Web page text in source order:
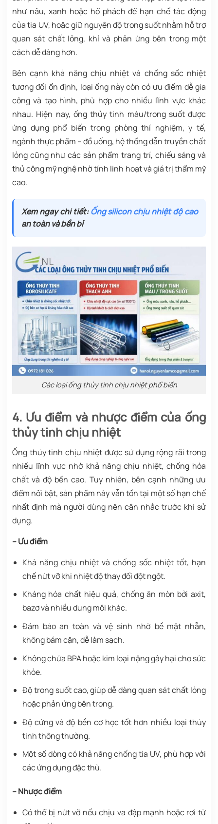
như nâu, xanh hoặc hổ phách để hạn chế tác động
của tia UV, hoặc giữ nguyên độ trong suốt nhằm hỗ trợ
quan sát chất lỏng, khí và phản ứng bên trong một
cách dễ dàng hơn.
Bên cạnh khả năng chịu nhiệt và chống sốc nhiệt
tương đối ổn định, loại ống này còn có ưu điểm dễ gia
công và tạo hình, phù hợp cho nhiều lĩnh vực khác
nhau. Hiện nay, ống thủy tinh màu/trong suốt được
ứng dụng phổ biến trong phòng thí nghiệm, y tế,
ngành thực phẩm – đồ uống, hệ thống dẫn truyền chất
lỏng cũng như các sản phẩm trang trí, chiếu sáng và
thủ công mỹ nghệ nhờ tính linh hoạt và giá trị thẩm mỹ
cao.
Xem ngay chi tiết:Ống silicon chịu nhiệt độ cao
an toàn và bền bỉ
Các loại ống thủy tinh chịu nhiệt phổ biến
4. Ưu điểm và nhược điểm của ống
thủy tinh chịu nhiệt
Ống thủy tinh chịu nhiệt được sử dụng rộng rãi trong
nhiều lĩnh vực nhờ khả năng chịu nhiệt, chống hóa
chất và độ bền cao. Tuy nhiên, bên cạnh những ưu
điểm nổi bật, sản phẩm này vẫn tồn tại một số hạn chế
nhất định mà người dùng nên cân nhắc trước khi sử
dụng.
– Ưu điểm
Khả năng chịu nhiệt và chống sốc nhiệt tốt, hạn
chế nứt vỡ khi nhiệt độ thay đổi đột ngột.
Kháng hóa chất hiệu quả, chống ăn mòn bởi axit,
bazơ và nhiều dung môi khác.
Đảm bảo an toàn và vệ sinh nhờ bề mặt nhẵn,
không bám cặn, dễ làm sạch.
Không chứa BPA hoặc kim loại nặng gây hại cho sức
khỏe.
Độ trong suốt cao, giúp dễ dàng quan sát chất lỏng
hoặc phản ứng bên trong.
Độ cứng và độ bền cơ học tốt hơn nhiều loại thủy
tinh thông thường.
Một số dòng có khả năng chống tia UV, phù hợp với
các ứng dụng đặc thù.
– Nhược điểm
Có thể bị nứt vỡ nếu chịu va đập mạnh hoặc rơi từ